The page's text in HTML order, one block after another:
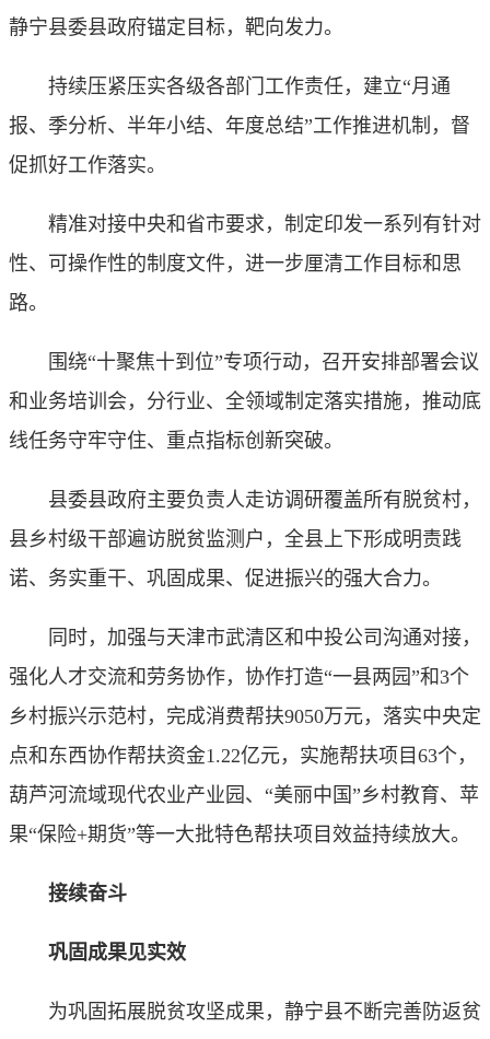
静宁县委县政府锚定目标，靶向发力。
持续压紧压实各级各部门工作责任，建立“月通
报、季分析、半年小结、年度总结”工作推进机制，督
促抓好工作落实。
精准对接中央和省市要求，制定印发一系列有针对
性、可操作性的制度文件，进一步厘清工作目标和思
路。
围绕“十聚焦十到位”专项行动，召开安排部署会议
和业务培训会，分行业、全领域制定落实措施，推动底
线任务守牢守住、重点指标创新突破。
县委县政府主要负责人走访调研覆盖所有脱贫村，
县乡村级干部遍访脱贫监测户，全县上下形成明责践
诺、务实重干、巩固成果、促进振兴的强大合力。
同时，加强与天津市武清区和中投公司沟通对接，
强化人才交流和劳务协作，协作打造“一县两园”和3个
乡村振兴示范村，完成消费帮扶9050万元，落实中央定
点和东西协作帮扶资金1.22亿元，实施帮扶项目63个，
葫芦河流域现代农业产业园、“美丽中国”乡村教育、苹
果“保险+期货”等一大批特色帮扶项目效益持续放大。
接续奋斗
巩固成果见实效
为巩固拓展脱贫攻坚成果，静宁县不断完善防返贫